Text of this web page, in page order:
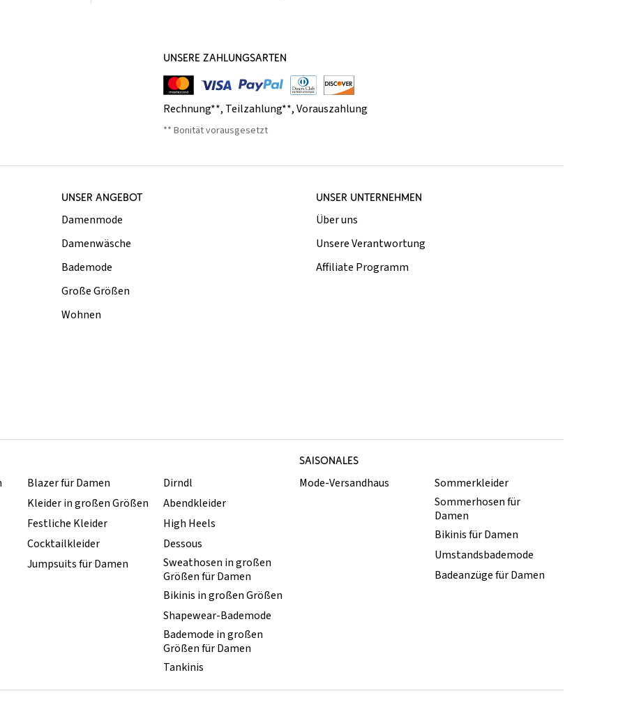
UNSERE ZAHLUNGSARTEN
Rechnung**, Teilzahlung**,Vorauszahlung
** Bonität vorausgesetzt
UNSER ANGEBOT
Damenmode
Damenwäsche
Bademode
Große Größen
Wohnen
UNSER UNTERNEHMEN
Über uns
Unsere Verantwortung
Affiliate Programm
SAISONALES
Blazer für Damen
Kleider in großen Größen
Festliche Kleider
Cocktailkleider
Jumpsuits für Damen
Dirndl
Abendkleider
High Heels
Dessous
Sweathosen in großen
Größen für Damen
Mode-Versandhaus
Sommerkleider
Sommerhosen für
Damen
Bikinis für Damen
Umstandsbademode
Badeanzüge für Damen
Bikinis in großen Größen
Shapewear-Bademode
Bademode in großen
Größen für Damen
Tankinis